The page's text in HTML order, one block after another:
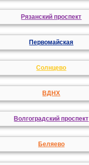
Рязанский проспект
Первомайская
Солнцево
ВДНХ
Волгоградский проспект
Беляево